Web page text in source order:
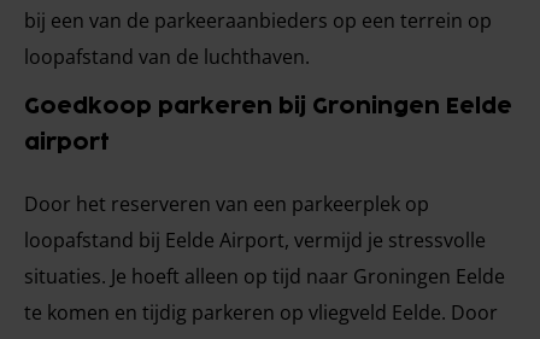
bij een van de parkeeraanbieders op een terrein op
loopafstand van de luchthaven.
Goedkoop parkeren bij Groningen Eelde
airport
Door het reserveren van een parkeerplek op
loopafstand bij Eelde Airport, vermijd je stressvolle
situaties. Je hoeft alleen op tijd naar Groningen Eelde
te komen en tijdig parkeren op vliegveld Eelde. Door